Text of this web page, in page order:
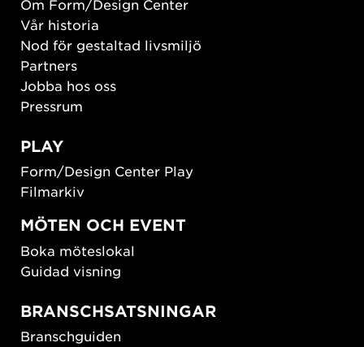
Om Form/Design Center
Vår historia
Nod för gestaltad livsmiljö
Partners
Jobba hos oss
Pressrum
PLAY
Form/Design Center Play
Filmarkiv
MÖTEN OCH EVENT
Boka möteslokal
Guidad visning
BRANSCHSATSNINGAR
Branschguiden